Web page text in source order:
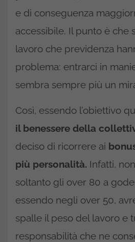
e di conseguenza
accessibile. Il punto è che
lavoro che previdenza
problema: entrarci in
sembra sempre più un
Così, essendo l’obiettivo
il benessere della
deciso di ricorrere ai
più personalità. Infatti,
soltanto gli over 80 a
essendo negli over 50,
spalle il peso del lavoro e
responsabilità che ne